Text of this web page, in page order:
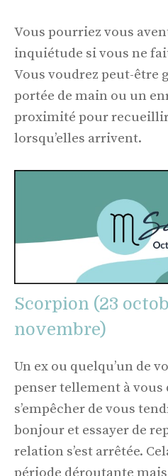
Vous pourriez vous
inquiétude si vous ne
Vous voudrez peut-être
portée de main ou un
proximité pour recueillir
lorsqu’elles arrivent.
Scorpion (23
novembre)
Un ex ou quelqu’un de
penser tellement à vous
s’empêcher de vous
bonjour et essayer de
relation s’est arrêtée.